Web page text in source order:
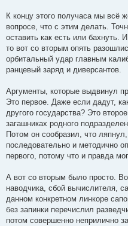
К концу этого получаса мы всё
вопросе, что с этим делать.
оставить как есть или бахнуть.
то вот со вторым опять
орбитальный удар главным
ранцевый заряд и диверсантов.
Аргументы, которые выдвинул
Это первое. Даже если дадут,
другого государства? Это
загашниках родного
Потом он сообразил, что
последовательно и методично
первого, потому что и правда
А вот со вторым было просто.
наводчика, сбой вычислителя,
данном конкретном линкоре
без запинки перечислил
потом совершенно неприлично